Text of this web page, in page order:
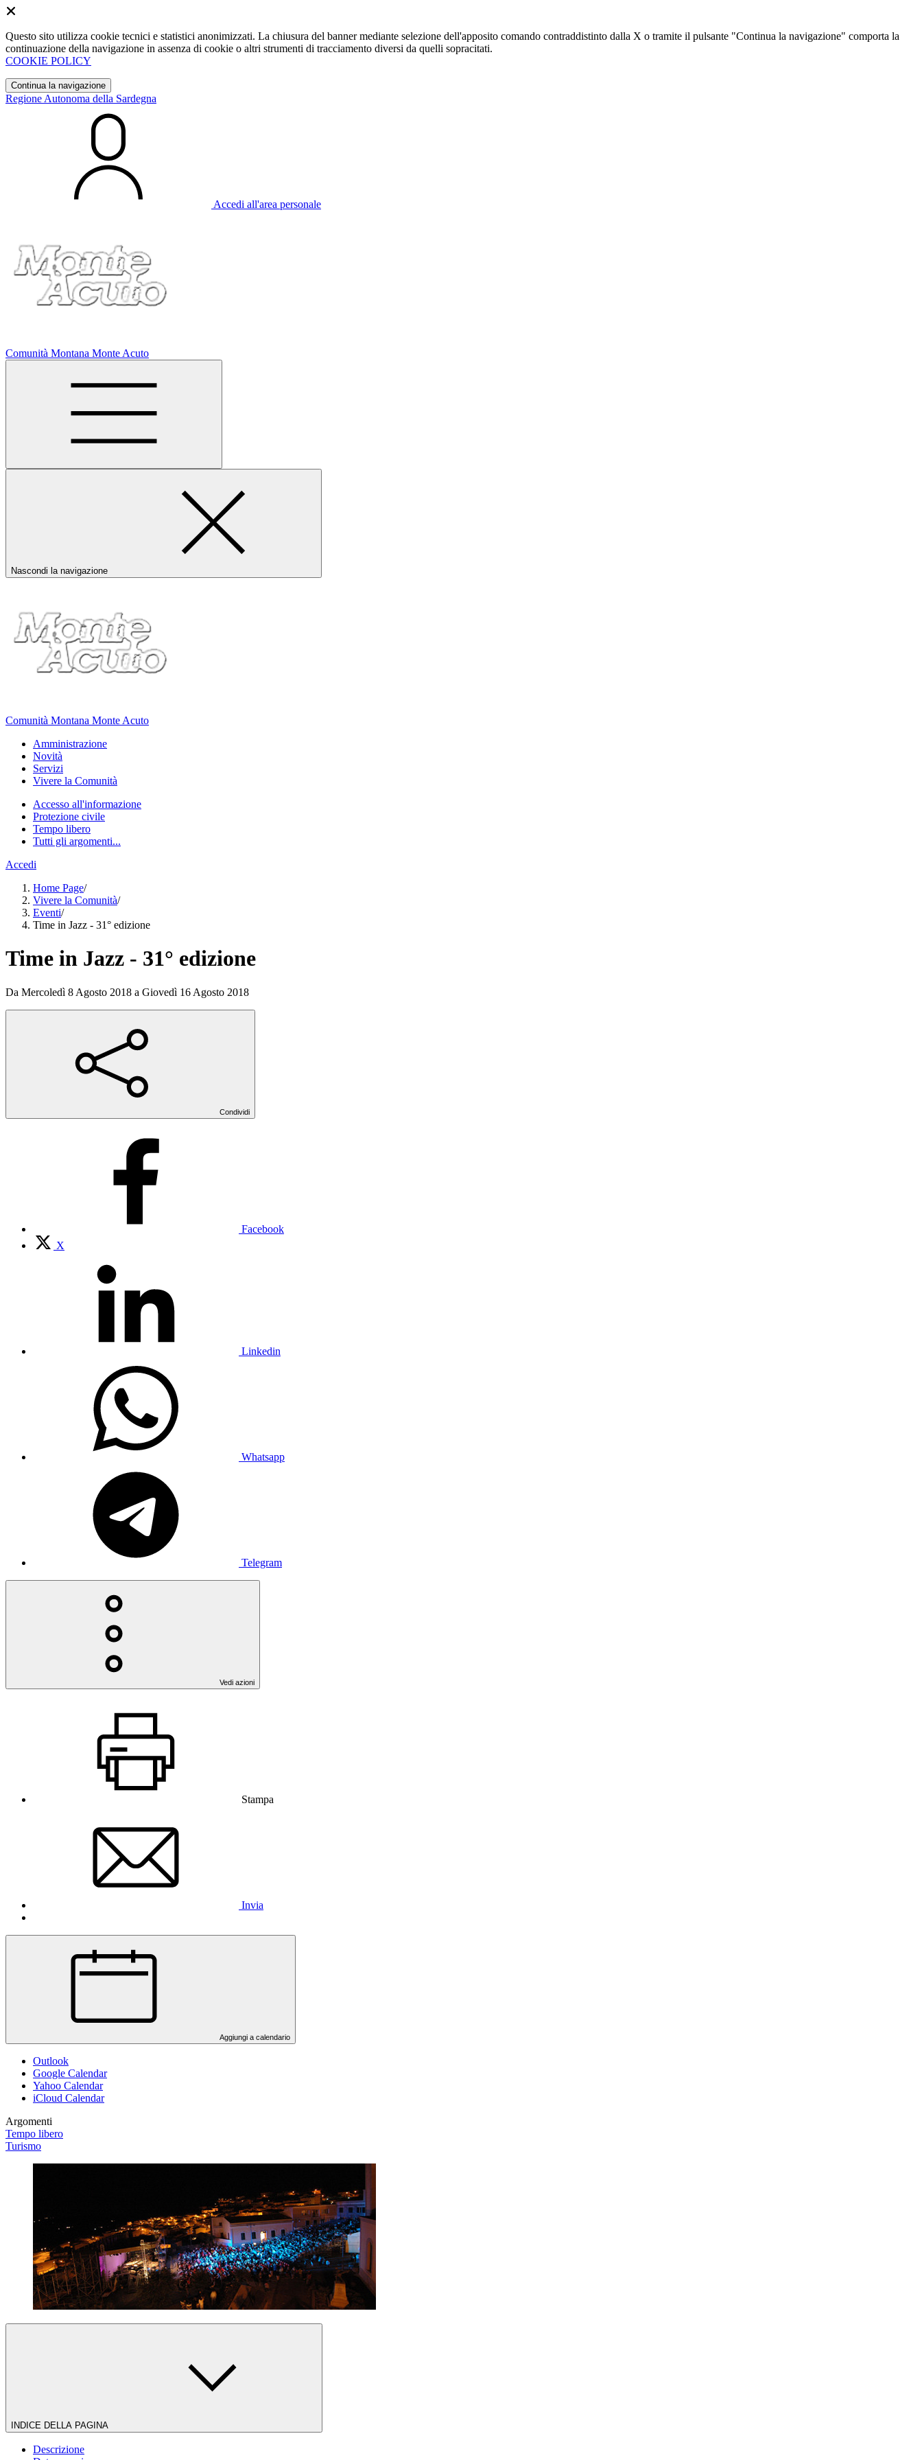
Questo sito utilizza cookie tecnici e statistici anonimizzati. La chiusura del banner mediante selezione dell'apposito comando contraddistinto dalla X o tramite il pulsante "Continua la navigazione" comporta la
continuazione della navigazione in assenza di cookie o altri strumenti di tracciamento diversi da quelli sopracitati.
COOKIE POLICY
Continua la navigazione
Regione Autonoma della Sardegna
Accedi all'area personale
Comunità Montana Monte Acuto
Nascondi la navigazione
Comunità Montana Monte Acuto
Amministrazione
Novità
Servizi
Vivere la Comunità
Accesso all'informazione
Protezione civile
Tempo libero
Tutti gli argomenti...
Accedi
Home Page/
Vivere la Comunità/
Eventi/
Time in Jazz - 31° edizione
Time in Jazz - 31° edizione
Da Mercoledì 8 Agosto 2018 a Giovedì 16 Agosto 2018
Condividi
Facebook
X
Linkedin
Whatsapp
Telegram
Vedi azioni
Stampa
Invia
Aggiungi a calendario
Outlook
Google Calendar
Yahoo Calendar
iCloud Calendar
Argomenti
Tempo libero
Turismo
INDICE DELLA PAGINA
Descrizione